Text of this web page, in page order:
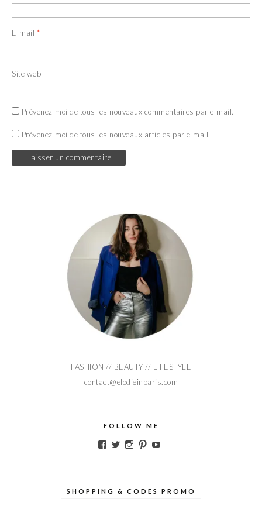
E-mail *
Site web
Prévenez-moi de tous les nouveaux commentaires par e-mail.
Prévenez-moi de tous les nouveaux articles par e-mail.
FASHION // BEAUTY // LIFESTYLE
contact@elodieinparis.com
FOLLOW ME
Voir
sur
Voir
sur
Voir
sur
Voir
sur sur
SHOPPING & CODES PROMO